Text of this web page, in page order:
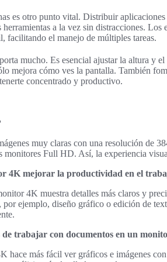
es otro punto vital. Distribuir
a la vez sin distracciones. Los
facilitando el manejo de múltiples tareas.
mucho. Es esencial ajustar la altura y
mejora cómo ves la pantalla. También
concentrado y productivo.
muy claras con una resolución de
monitores Full HD. Así, la experiencia
4K mejorar la productividad en el
4K muestra detalles más claros y
por ejemplo, diseño gráfico o edición de
de trabajar con documentos en un
hace más fácil ver gráficos e imágenes